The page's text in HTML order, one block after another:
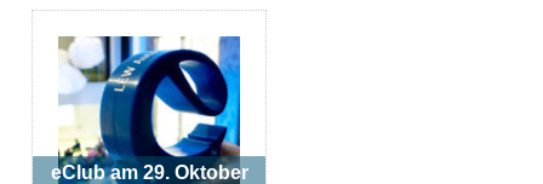
eClub am 29. Oktober